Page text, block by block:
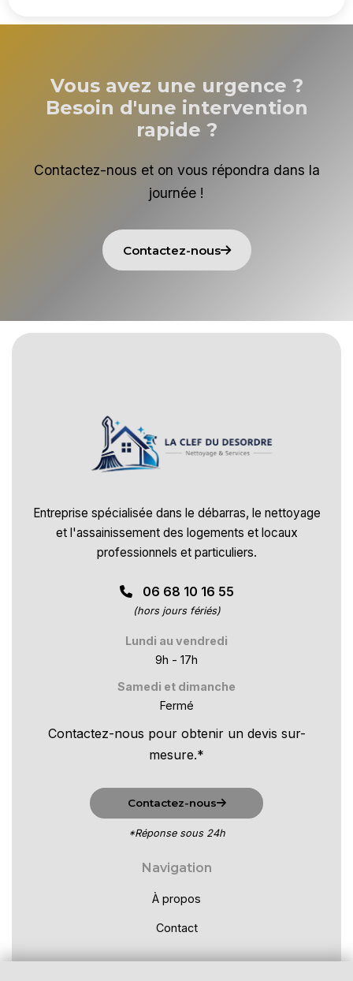
Vous avez une urgence ?
Besoin d'une intervention
rapide ?
Contactez-nous et on vous répondra dans la
journée !
Contactez-nous
Entreprise spécialisée dans le débarras, le nettoyage
et l'assainissement des logements et locaux
professionnels et particuliers.
06 68 10 16 55
(hors jours fériés)
Lundi au vendredi
9h - 17h
Samedi et dimanche
Fermé
Contactez-nous pour obtenir un devis sur-
mesure.*
Contactez-nous
*Réponse sous 24h
Navigation
À propos
Contact